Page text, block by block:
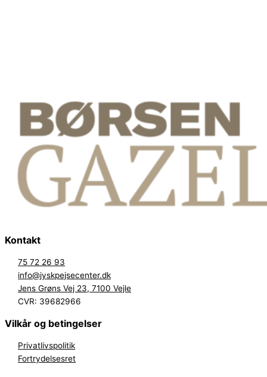
Kontakt
75 72 26 93
info@jyskpejsecenter.dk
Jens Grøns Vej 23, 7100 Vejle
CVR: 39682966
Vilkår og betingelser
Privatlivspolitik
Fortrydelsesret